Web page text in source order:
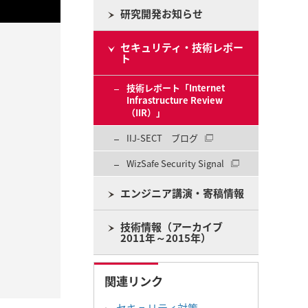
研究開発お知らせ
セキュリティ・技術レポー
ト
技術レポート「Internet
Infrastructure Review
（IIR）」
IIJ-SECT ブログ
WizSafe Security Signal
エンジニア講演・寄稿情報
技術情報（アーカイブ
2011年～2015年）
関連リンク